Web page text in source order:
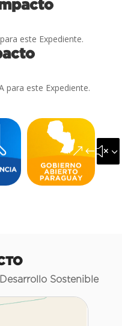
este Expediente.
para este Expediente.
Sostenible